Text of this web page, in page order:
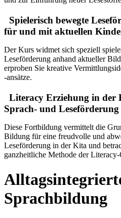
Spielerisch bewegte
für und mit aktuellen
Der Kurs widmet sich speziell
Leseförderung anhand aktueller
erproben Sie kreative
-ansätze.
Literacy Erziehung in der
Sprach- und Leseförderung
Diese Fortbildung vermittelt die
Bildung für eine freudvolle und
Leseförderung in der Kita und
ganzheitliche Methode der Literacy-
Sprachbildung